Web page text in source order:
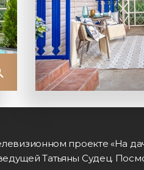
проекте «На
Татьяны Судец.